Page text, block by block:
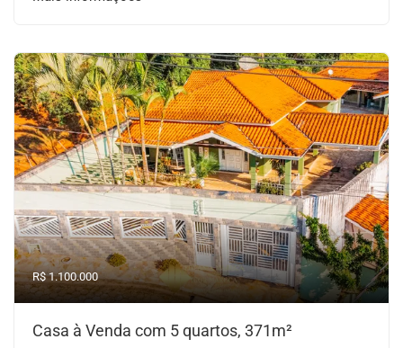
R$ 1.100.000
Casa à Venda com 5 quartos, 371m²